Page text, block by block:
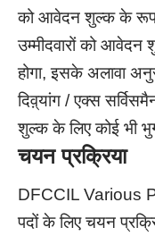
को आवेदन शुल्क के रूप
उम्मीदवारों को
होगा, इसके अलावा
दिव़्यांग / एक्स
शुल्क के लिए कोई भी
चयन प्रक्रिया
DFCCIL Various
पदों के लिए चयन